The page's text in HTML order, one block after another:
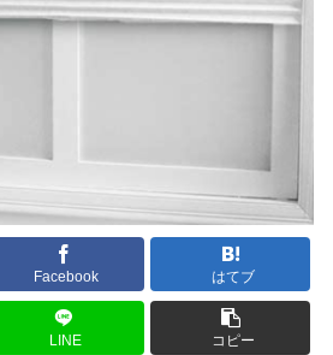
Facebook はてブ
LINE コピー